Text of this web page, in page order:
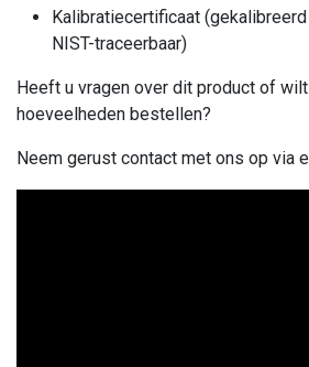
Kalibratiecertificaat
NIST-traceerbaar)
Heeft u vragen over dit product of
hoeveelheden bestellen?
Neem gerust contact met ons op via